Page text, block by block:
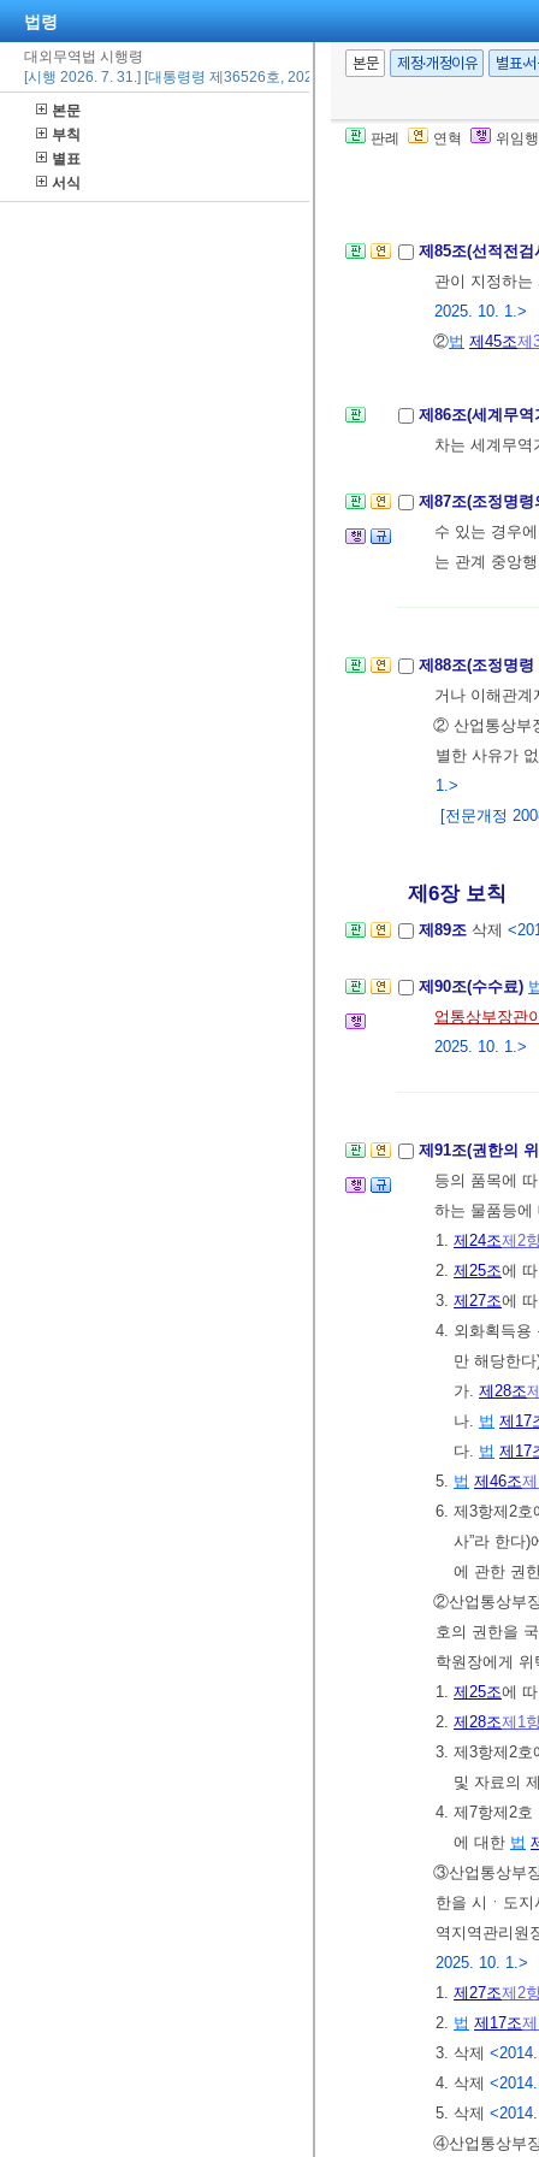
법령
대외무역법 시행령
[시행 2026. 7. 31.] [대통령령 제36526호, 2026. 7. 28., 타법개정]
본문
부칙
별표
서식
본문 제정·개정이유 별표·
판례 연혁 위임
제84조(조정비
②조정비용은
요한 사항은
제85조(선적전
관이 지정하는
2025. 10. 1.>
②법 제45조제
제86조(세계무
차는 세계무역
제87조(조정명
수 있는 경우
는 관계 중앙
제88조(조정명
거나 이해관
② 산업통상부
별한 사유가
1.>
[전문개정
제6장 보칙
제89조 삭제
제90조(수수료)
업통상부장관
2025. 10. 1.>
제91조(권한의
등의 품목에
하는 물품등
1. 제24조제2
2. 제25조에
3. 제27조에
4. 외화획득용
만 해당한
가. 제28조
나. 법 제17
다. 법 제17
5. 법 제46조
6. 제3항제2호
사”라 한다
에 관한 권
②산업통상부
호의 권한을
학원장에게
1. 제25조에
2. 제28조제1
3. 제3항제2
및 자료의
4. 제7항제2호
에 대한 법
③산업통상부
한을 시ㆍ도
역지역관리원
2025. 10. 1.>
1. 제27조제2
2. 법 제17조
3. 삭제
4. 삭제
5. 삭제
④산업통상부